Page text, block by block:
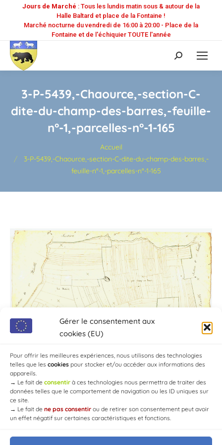
Gérer le consentement aux
cookies (EU)
Pour offrir les meilleures expériences, nous utilisons des technologies
telles que les cookies pour stocker et/ou accéder aux informations des
appareils.
→ Le fait de consentir à ces technologies nous permettra de traiter des
données telles que le comportement de navigation ou les ID uniques sur
ce site.
→ Le fait de ne pas consentir ou de retirer son consentement peut avoir
un effet négatif sur certaines caractéristiques et fonctions.
Jours de Marché : Tous les lundis matin sous & autour de la
Halle Baltard et place de la Fontaine !
Marché nocturne du vendredi de 16:00 à 20:00 - Place de la
Fontaine et de l'échiquier TOUTE l'année
Recherche
:
3-P-5439,-Chaource,-section-C-
dite-du-champ-des-barres,-feuille-
n°-1,-parcelles-n°-1-165
Accueil
3-P-5439,-Chaource,-section-C-dite-du-champ-des-barres,-
feuille-n°-1,-parcelles-n°-1-165